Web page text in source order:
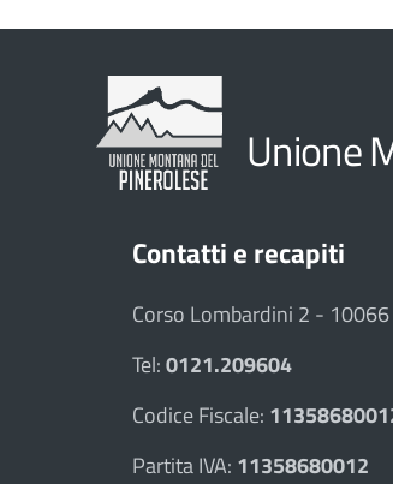
Unione
Contatti e recapiti
Corso Lombardini 2 - 10066
Tel:0121.209604
Codice Fiscale:
Partita IVA: 11358680012